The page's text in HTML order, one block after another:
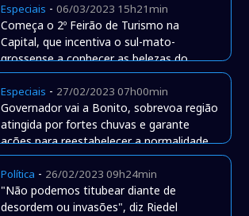
Especiais -06/03/2023 15h21min
Começa o 2º Feirão de Turismo na
Capital, que incentiva o sul-mato-
grossense a conhecer as belezas do
Estado
Especiais - 27/02/2023 07h00min
Governador vai a Bonito, sobrevoa região
atingida por fortes chuvas e garante
ações para reestabelecer a normalidade
Política - 26/02/2023 09h24min
"Não podemos titubear diante de
desordem ou invasões", diz Riedel